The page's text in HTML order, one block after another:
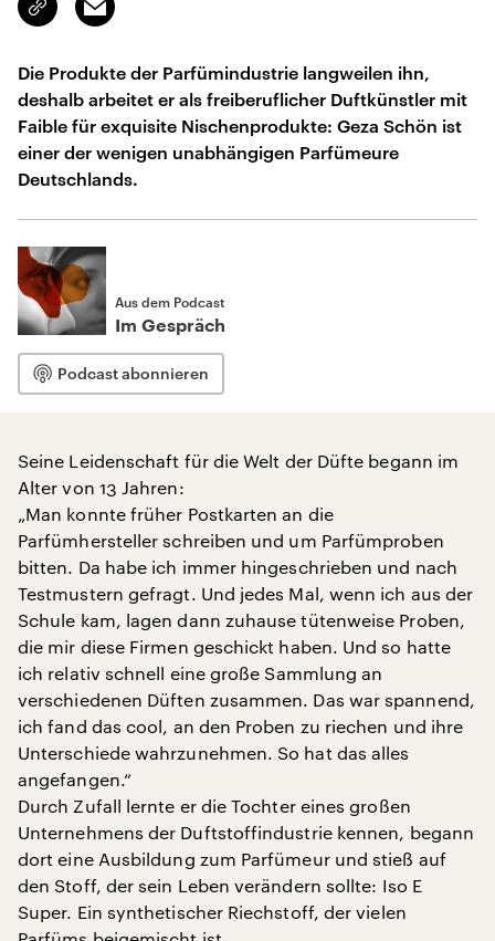
kopieren/teilen
Die Produkte der Parfümindustrie langweilen ihn,
deshalb arbeitet er als freiberuflicher Duftkünstler mit
Faible für exquisite Nischenprodukte: Geza Schön ist
einer der wenigen unabhängigen Parfümeure
Deutschlands.
Aus dem Podcast
Im Gespräch
Podcast abonnieren
Seine Leidenschaft für die Welt der Düfte begann im
Alter von 13 Jahren:
„Man konnte früher Postkarten an die
Parfümhersteller schreiben und um Parfümproben
bitten. Da habe ich immer hingeschrieben und nach
Testmustern gefragt. Und jedes Mal, wenn ich aus der
Schule kam, lagen dann zuhause tütenweise Proben,
die mir diese Firmen geschickt haben. Und so hatte
ich relativ schnell eine große Sammlung an
verschiedenen Düften zusammen. Das war spannend,
ich fand das cool, an den Proben zu riechen und ihre
Unterschiede wahrzunehmen. So hat das alles
angefangen.“
Durch Zufall lernte er die Tochter eines großen
Unternehmens der Duftstoffindustrie kennen, begann
dort eine Ausbildung zum Parfümeur und stieß auf
den Stoff, der sein Leben verändern sollte: Iso E
Super. Ein synthetischer Riechstoff, der vielen